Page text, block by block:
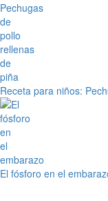
Receta para niños:
El fósforo en el